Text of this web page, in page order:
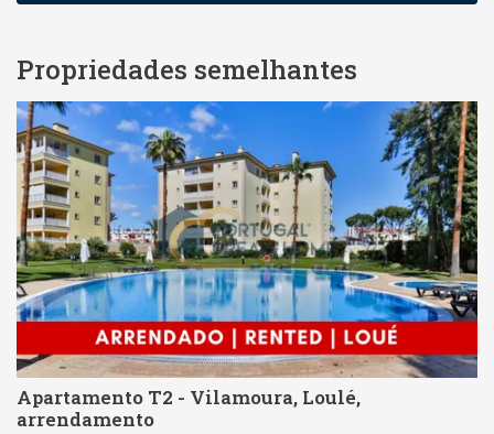
Propriedades semelhantes
Apartamento T2 - Vilamoura, Loulé,
arrendamento